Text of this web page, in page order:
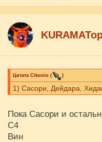
Цитата Cikоnio ( )
1) Сасори, Дейдара,
Пока Сасори и
С4
Вин